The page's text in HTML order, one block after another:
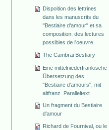
Dispoition des lettrines
dans les manuscrits du
"Bestiaire d'amour" et sa
composition: des lectures
possibles de l'oeuvre
The Cambrai Bestiary
Eine mittelniederfränkische
Übersetzung des
"Bestiaire d'amours", mit
altfranz. Paralleltext
Un fragment du Bestiaire
d'amour
Richard de Fournival, ou le